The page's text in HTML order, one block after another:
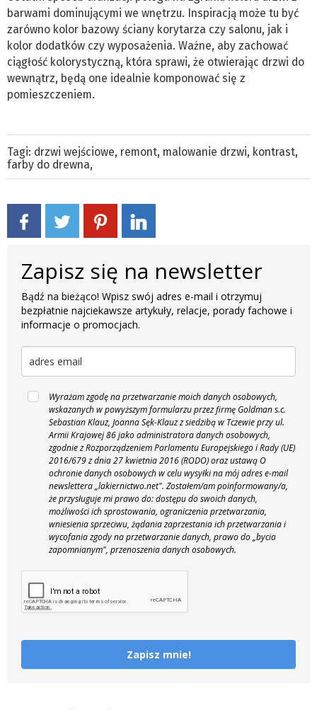
barwami dominującymi we wnętrzu. Inspiracją może tu być
zarówno kolor bazowy ściany korytarza czy salonu, jak i
kolor dodatków czy wyposażenia. Ważne, aby zachować
ciągłość kolorystyczną, która sprawi, że otwierając drzwi do
wewnątrz, będą one idealnie komponować się z
pomieszczeniem.
Tagi: drzwi wejściowe, remont, malowanie drzwi, kontrast,
farby do drewna,
Zapisz się na newsletter
Bądź na bieżąco! Wpisz swój adres e-mail i otrzymuj
bezpłatnie najciekawsze artykuły, relacje, porady fachowe i
informacje o promocjach.
Wyrażam zgodę na przetwarzanie moich danych osobowych,
wskazanych w powyższym formularzu przez firmę Goldman s.c.
Sebastian Klauz, Joanna Sęk-Klauz z siedzibą w Tczewie przy ul.
Armii Krajowej 86 jako administratora danych osobowych,
zgodnie z Rozporządzeniem Parlamentu Europejskiego i Rady (UE)
2016/679 z dnia 27 kwietnia 2016 (RODO) oraz ustawą O
ochronie danych osobowych w celu wysyłki na mój adres e-mail
newslettera „lakiernictwo.net". Zostałem/am poinformowany/a,
że przysługuje mi prawo do: dostępu do swoich danych,
możliwości ich sprostowania, ograniczenia przetwarzania,
wniesienia sprzeciwu, żądania zaprzestania ich przetwarzania i
wycofania zgody na przetwarzanie danych, prawo do „bycia
zapomnianym", przenoszenia danych osobowych.
Zapisz mnie!